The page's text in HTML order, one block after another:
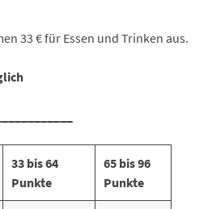
33 € für Essen und Trinken aus.
33 bis 64
Punkte
65 bis 96
Punkte